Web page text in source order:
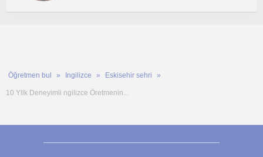
Öğretmen bul Ingilizce Eskisehir sehri
10 Yllk Deneyimli ngilizce Öretmenin...